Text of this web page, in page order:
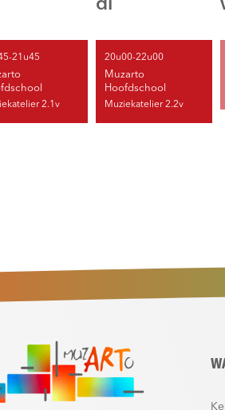
21u45
2.1v
di
20u00-22u00
Muzarto
Hoofdschool
Muziekatelier 2.2v